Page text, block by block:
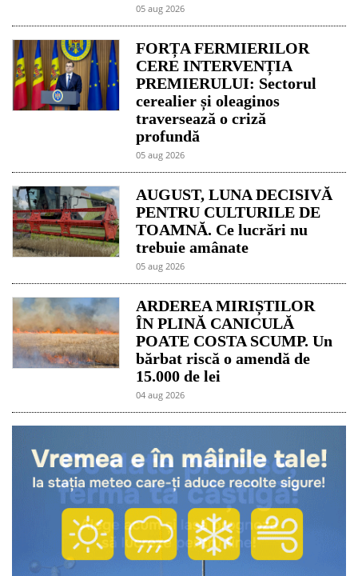
05 aug 2026
FORȚA FERMIERILOR
CERE INTERVENȚIA
PREMIERULUI: Sectorul
cerealier și oleaginos
traversează o criză
profundă
05 aug 2026
AUGUST, LUNA DECISIVĂ
PENTRU CULTURILE DE
TOAMNĂ. Ce lucrări nu
trebuie amânate
05 aug 2026
ARDEREA MIRIȘTILOR
ÎN PLINĂ CANICULĂ
POATE COSTA SCUMP. Un
bărbat riscă o amendă de
15.000 de lei
04 aug 2026